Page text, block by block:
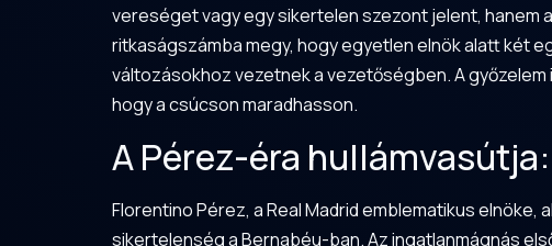
vereséget vagy egy sikertelen szezont jelent, hanem
ritkaságszámba megy, hogy egyetlen elnök alatt két
változásokhoz vezetnek a vezetőségben. A
hogy a csúcson maradhasson.
A Pérez-éra
Florentino Pérez, a Real Madrid emblematikus
sikertelenség a Bernabéu-ban. Az ingatlanmágnás